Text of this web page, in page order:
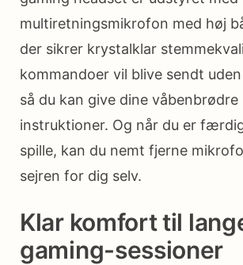
multiretningsmikrofon med høj
der sikrer krystalklar
kommandoer vil blive sendt
så du kan give dine
instruktioner. Og når du er
spille, kan du nemt fjerne
sejren for dig selv.
Klar komfort til
gaming-sessioner